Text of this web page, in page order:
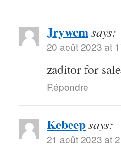
Jrywcmsays:
20 août 2023 at
zaditor for sale
Répondre
Kebeepsays:
21 août 2023 at